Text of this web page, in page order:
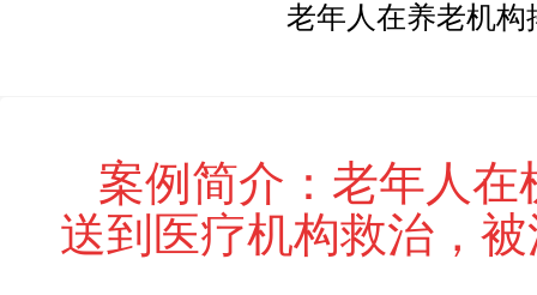
老年人在养老机构
案例简介：老年人
送到医疗机构救治，